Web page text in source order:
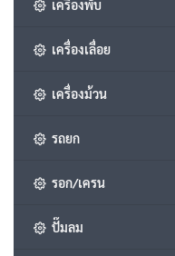
เครื่องพับ
เครื่องเลื่อย
เครื่องม้วน
รถยก
รอก/เครน
ปั๊มลม